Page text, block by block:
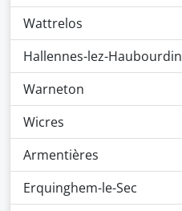
Wattrelos
Hallennes-lez-Haubourdin
Warneton
Wicres
Armentières
Erquinghem-le-Sec